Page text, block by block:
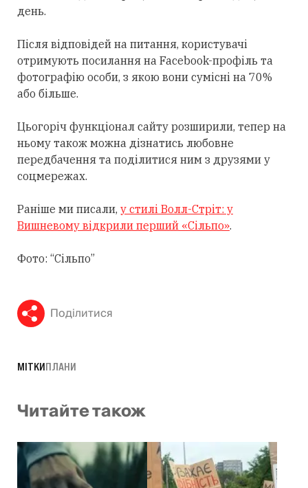
день.
Після відповідей на питання, користувачі
отримують посилання на Facebook-профіль та
фотографію особи, з якою вони сумісні на 70%
або більше.
Цьогоріч функціонал сайту розширили, тепер на
ньому також можна дізнатись любовне
передбачення та поділитися ним з друзями у
соцмережах.
Раніше ми писали, у стилі Волл-Стріт: у
Вишневому відкрили перший «Сільпо».
Фото: “Сільпо”
Поділитися
МІТКИПЛАНИ
Читайте також